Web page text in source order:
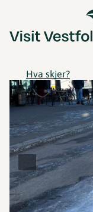
Hva skjer?